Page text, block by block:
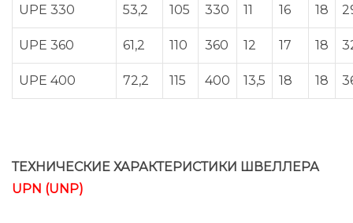
UPE 330 53,2 105 330 11 16 18
UPE 360 61,2 110 360 12 17 18
UPE 400 72,2 115 400 13,5 18 18
ТЕХНИЧЕСКИЕ ХАРАКТЕРИСТИКИ ШВЕЛЛЕРА
UPN (UNP)